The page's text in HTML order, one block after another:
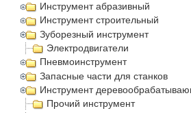
Инструмент абразивный
Инструмент строительный
Зуборезный инструмент
Электродвигатели
Пневмоинструмент
Запасные части для станков
Инструмент
Прочий инструмент